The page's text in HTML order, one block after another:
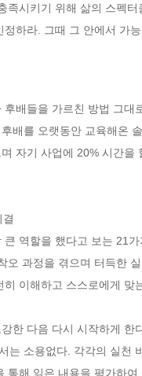
족시키기 위해 삶의 스펙
하라. 그때 그 안에서 가
후배들을 가르친 방법 그대
배를 오랫동안 교육해온
자기 사업에 20% 시간
역할을 했다고 보는 21
오 과정을 겪으며 터득한
히 이해하고 스스로에게
한 다음 다시 시작하게 한
는 소용없다. 각각의 실천
통해 읽은 내용을 평가하